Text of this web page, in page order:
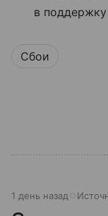
в
Сбои
1 день назад